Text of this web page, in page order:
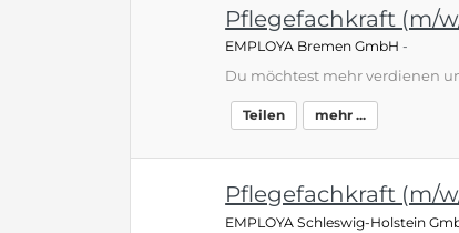
Pflegefachkraft (m/
EMPLOYA Bremen GmbH-
Teilen mehr ...
Pflegefachkraft (m/
EMPLOYA Schleswig-Holstein